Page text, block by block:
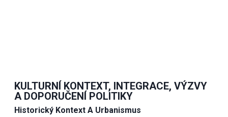
KULTURNÍ KONTEXT, INTEGRACE, VÝZVY
A DOPORUČENÍ POLITIKY
Historický Kontext A Urbanismus